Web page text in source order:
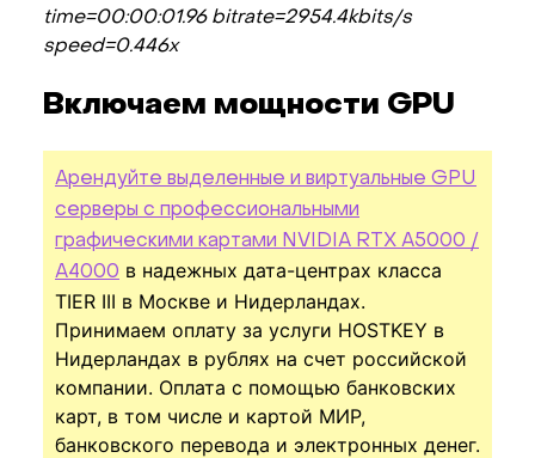
time=00:00:01.96 bitrate=2954.4kbits/s
speed=0.446x
Включаем мощности GPU
Арендуйте выделенные и виртуальные GPU
серверы с профессиональными
графическими картами NVIDIA RTX A5000 /
A4000 в надежных дата-центрах класса
TIER III в Москве и Нидерландах.
Принимаем оплату за услуги HOSTKEY в
Нидерландах в рублях на счет российской
компании. Оплата с помощью банковских
карт, в том числе и картой МИР,
банковского перевода и электронных денег.